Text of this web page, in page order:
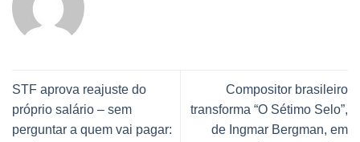
STF aprova reajuste do
próprio salário – sem
perguntar a quem vai pagar:
Compositor brasileiro
transforma “O Sétimo Selo”,
de Ingmar Bergman, em